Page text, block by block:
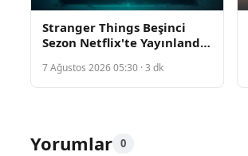
Stranger Things Beşinci
Sezon Netflix'te Yayınlandı,
7 Ağustos 2026 05:30 · 3 dk
Yorumlar 0